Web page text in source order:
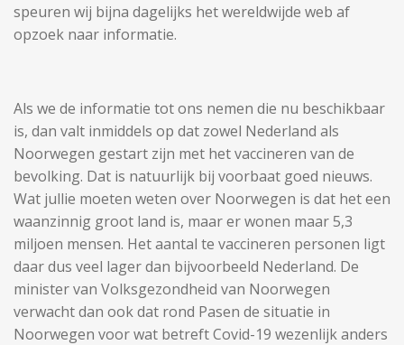
speuren wij bijna dagelijks het wereldwijde web af
opzoek naar informatie.
Als we de informatie tot ons nemen die nu beschikbaar
is, dan valt inmiddels op dat zowel Nederland als
Noorwegen gestart zijn met het vaccineren van de
bevolking. Dat is natuurlijk bij voorbaat goed nieuws.
Wat jullie moeten weten over Noorwegen is dat het een
waanzinnig groot land is, maar er wonen maar 5,3
miljoen mensen. Het aantal te vaccineren personen ligt
daar dus veel lager dan bijvoorbeeld Nederland. De
minister van Volksgezondheid van Noorwegen
verwacht dan ook dat rond Pasen de situatie in
Noorwegen voor wat betreft Covid-19 wezenlijk anders